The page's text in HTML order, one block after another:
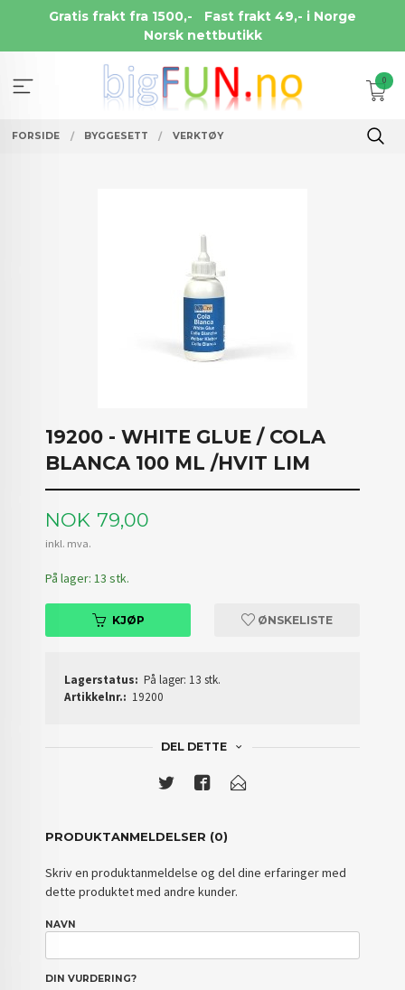
Gratis frakt fra 1500,-
Fast frakt 49,- i Norge
Norsk nettbutikk
0
FORSIDE BYGGESETT VERKTØY
19200 - WHITE GLUE / COLA
BLANCA 100 ML /HVIT LIM
Pris
NOK 79,00
inkl. mva.
På lager: 13 stk.
KJØP ØNSKELISTE
Lagerstatus: På lager: 13 stk.
Artikkelnr.: 19200
DEL DETTE
PRODUKTANMELDELSER (0)
Skriv en produktanmeldelse og del dine erfaringer med
dette produktet med andre kunder.
NAVN
DIN VURDERING?